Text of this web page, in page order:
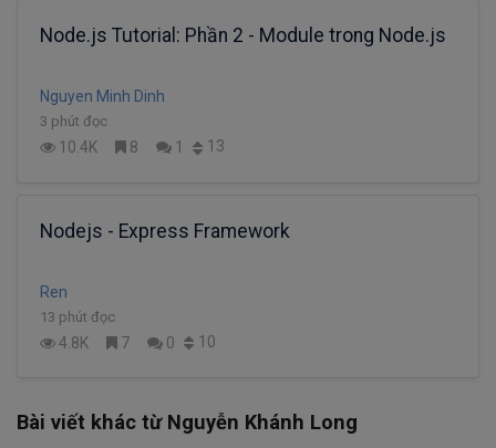
Node.js Tutorial: Phần 2 - Module trong Node.js
Nguyen Minh Dinh
3 phút đọc
10.4K 8 1 13
Nodejs - Express Framework
Ren
13 phút đọc
4.8K 7 0 10
Bài viết khác từ Nguyễn Khánh Long